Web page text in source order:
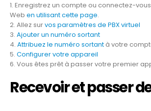
1. Enregistrez un compte ou connectez-
Web en utilisant cette page.
2. Allez survos paramètres de PBX virtuel
3. Ajouter un numéro sortant
4. Attribuez le numéro sortant à votre
5. Configurer votre appareil
6. Vous êtes prêt à passer votre premier
Recevoir et passer